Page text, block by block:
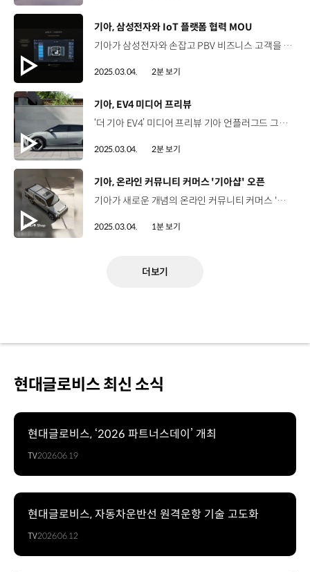
[동영상]
기아, 삼성전자와 IoT 플랫폼 협력 MOU
기아가 삼성전자와 손잡고 PBV 비즈니스 고객을 위한 맞춤형 IoT 솔루션을 제공합니다. 기아는 지난 24일, 스페인에서 진행된 '기아 EV 데이' 행사장에서 기아 PBV와 삼성전자의 IoT 플랫폼 간 사업 협력을 위한 MOU를 체결했는데요, 양사는 기존에 개인 소비자를 대상으로 했던 기술 협력의 범위를 B2B 사업자 고객으로까지 확대하게 됐습니다. 이번 협약에 따라 기아 PBV에 삼성전자의 AI B2B 솔루션 ‘스마트싱스 프로’가 연동되는데요. 이를 통해 고객이PBV 내에서 사업장 내부 기기 전원을 켜고, 확인하는 등 사업장 통합 관리와 모니터링이 가능하게 됩니다. 김상대 부사장 / 기아 PBV비즈니스사업부삼성전자의 ‘스마트싱스 프로’ 서비스와 통합을 통해 자동차 그리고 비즈니스 사업자들의 개별 시설이 IVI 시스템을 통해서 통합적으로 관리되어 비즈니스 효율성과 생산성을 많이 올릴 수 있을 것으로 판단하고 있습니다. 박찬우 부사장 / 삼성전자이번 협력을 통해서 B2B 고객은 자신들의 매장뿐만 아니라 차량까지 통합해서 관리할 수 있는 여러 가지 효율과 이익을 얻을 수 있을 거라고 생각합니다. 뿐만 아니라 양사는 PBV 차량 내 인포테인먼트 시스템을 활용해 센서류, 조명, 스마트 플러그 등 개인이 소유한 IoT기기를 유선 연결없이 무선으로 제어할 수 있는 ‘플러그 앤 플레이’ 환경 조성을 위해서도 협력하기로 했습니다. 기아는 이번 협업을 통해 자영업자, 소상공인 등 비즈니스 고객들에게 맞춤형 솔루션을 제공함으로써 ‘차량 그 이상의 플랫폼’이라는 비전 달성에도 기여할 예정입니다.
2025.03.04. 2분 보기
[동영상]
기아, EV4 미디어 프리뷰
‘더 기아 EV4’ 미디어 프리뷰 기아 언플러그드 그라운드 서울 성수동 2025년 2월 26일 EV4에 쏠린 많은 관심과 기대! 국내 80여 개 매체 인플루언서, 동호회 등 60여 개 미디어 참여 EV4 GT-line, 어스 실차 전시 디자인, 상품 등 담당자가 직접 차량 정보 설명 SUV 중심의 EV 시장에서 선보인 기아 최초의 준중형 전동화 세단 EV4 새로운 유형의 혁신적인 실루엣 기아 차량 중 가장 우수한 공기저항계수 0.23 달성 강태욱 책임연구원 / 현대자동차·기아 MSV프로젝트2팀EV4는 혁신적이면서 매력적인 디자인을 구현함과 동시에 81.4kWh의 동급 최대 배터리를 적용하여 533km의 (현대자동차·기아 중) 최고 수준의 주행 가능 거리를 달성했습니다. 차급을 뛰어넘는 넉넉한 실내 적재 공간 편안하고 안전한 주행을 위한 첨단 운전자 보조 시스템 적용 가속 페달 조작만으로도 가속, 감속, 정차가 가능한i-페달 3.0 적용 “실용성을 중시하는 고객에게 확장된 선택지를 제공할 EV4”
2025.03.04. 2분 보기
[동영상]
기아, 온라인 커뮤니티 커머스 '기아샵' 오픈
기아가 새로운 개념의 온라인 커뮤니티 커머스 '기아샵'을 오픈했습니다. 기아의 온라인 쇼핑몰, ‘카앤라이프몰’을 전면 개편해 재탄생한 기아샵은 차종별 맞춤형 상품과 서비스 제공은 물론 가전과 뷰티, 레저 등 라이프스타일 전반에 걸친 상품을 판매합니다. 뿐만 아니라 기아는 고객 체험단, 크라우드 펀딩 등 특화 기능을 추가해 고객과의 소통을 강화한 커뮤니티 커머스에 집중하고 있으며, 구매한 상품을 지정된 ‘오토큐’에서 장착할 수 있는 ‘원스톱 장착 서비스’도 도입합니다.
2025.03.04. 1분 보기
더보기
현대글로비스 최신 소식
현대글로비스, ‘2026 파트너스데이’ 개최
TV2026.06.19
현대글로비스, 자동차운반선 원격운항 기술 고도화
TV2026.06.12